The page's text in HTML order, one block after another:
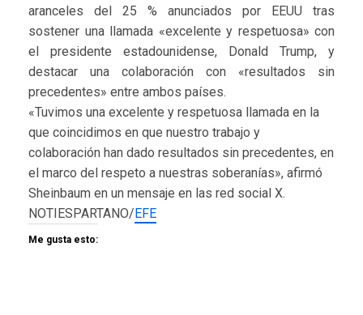
aranceles del 25 % anunciados por EEUU tras
sostener una llamada «excelente y respetuosa» con
el presidente estadounidense, Donald Trump, y
destacar una colaboración con «resultados sin
precedentes» entre ambos países.
«Tuvimos una excelente y respetuosa llamada en la
que coincidimos en que nuestro trabajo y
colaboración han dado resultados sin precedentes, en
el marco del respeto a nuestras soberanías», afirmó
Sheinbaum en un mensaje en las red social X.
NOTIESPARTANO/EFE
Me gusta esto: